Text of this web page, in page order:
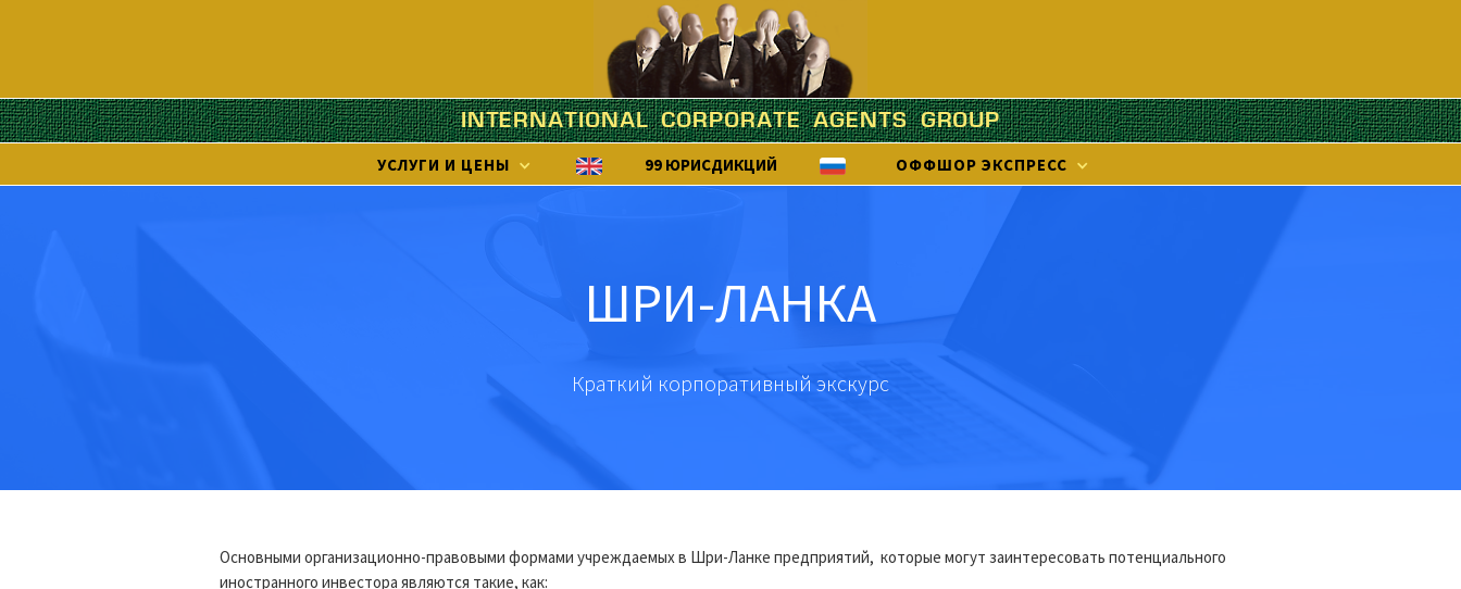
INTERNATIONAL CORPORATE AGENTS GROUP
УСЛУГИ И ЦЕНЫ 99 ЮРИСДИКЦИЙ ОФФШОР ЭКСПРЕСС
ШРИ-ЛАНКА
Краткий корпоративный экскурс
Основными организационно-правовыми формами учреждаемых в Шри-Ланке предприятий, которые могут заинтересовать потенциального
иностранного инвестора являются такие, как: